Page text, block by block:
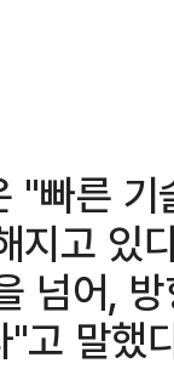
"빠른
지고 있
넘어,
"고 말했